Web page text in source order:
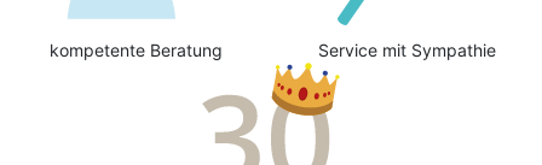
kompetente Beratung Service mit Sympathie